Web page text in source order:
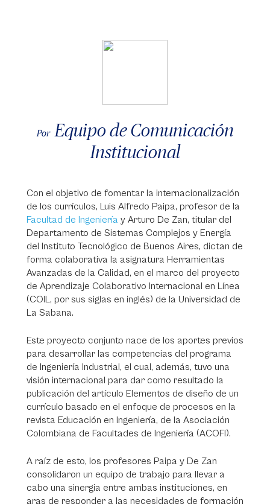
Por Equipo de Comunicación
Institucional
Con el objetivo de fomentar la internacionalización
de los currículos, Luis Alfredo Paipa, profesor de la
Facultad de Ingeniería y Arturo De Zan, titular del
Departamento de Sistemas Complejos y Energía
del Instituto Tecnológico de Buenos Aires, dictan de
forma colaborativa la asignatura Herramientas
Avanzadas de la Calidad, en el marco del proyecto
de Aprendizaje Colaborativo Internacional en Línea
(COIL, por sus siglas en inglés) de la Universidad de
La Sabana.
Este proyecto conjunto nace de los aportes previos
para desarrollar las competencias del programa
de Ingeniería Industrial, el cual, además, tuvo una
visión internacional para dar como resultado la
publicación del artículo Elementos de diseño de un
currículo basado en el enfoque de procesos en la
revista Educación en Ingeniería, de la Asociación
Colombiana de Facultades de Ingeniería (ACOFI).
A raíz de esto, los profesores Paipa y De Zan
consolidaron un equipo de trabajo para llevar a
cabo una sinergia entre ambas instituciones, en
aras de responder a las necesidades de formación